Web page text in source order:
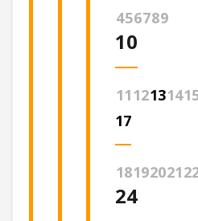
456789
10
11121314
17
18192021
24